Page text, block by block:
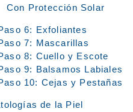
Con Protección Solar
6: Exfoliantes
7: Mascarillas
8: Cuello y Escote
9: Balsamos Labiales
10: Cejas y Pestañas
de la Piel